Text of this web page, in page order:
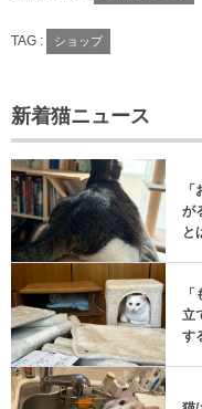
TAG : ショップ
新着猫ニュース
が
と
立
す